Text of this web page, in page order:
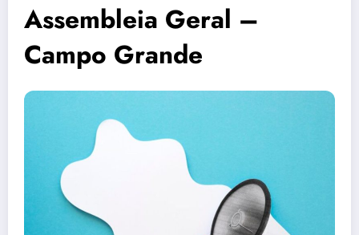
Assembleia Geral –
Campo Grande